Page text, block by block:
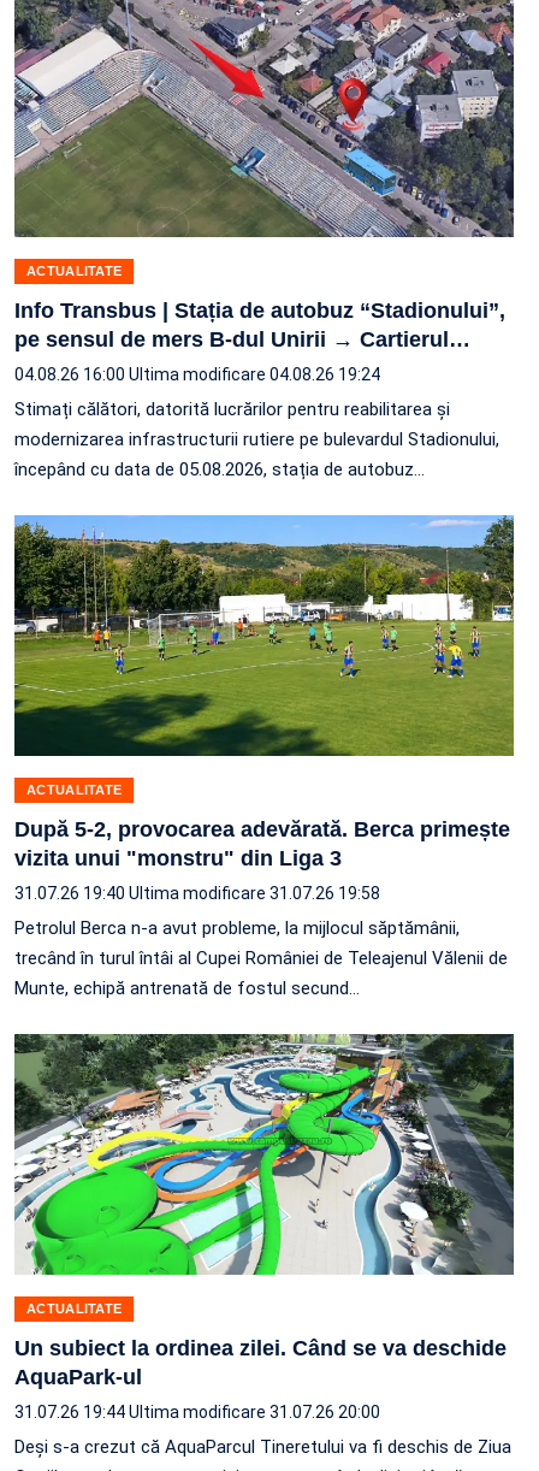
ACTUALITATE
Info Transbus | Stația de autobuz “Stadionului”,
pe sensul de mers B-dul Unirii → Cartierul…
04.08.26 16:00 Ultima modificare 04.08.26 19:24
Stimați călători, datorită lucrărilor pentru reabilitarea și
modernizarea infrastructurii rutiere pe bulevardul Stadionului,
începând cu data de 05.08.2026, stația de autobuz
ACTUALITATE
După 5-2, provocarea adevărată. Berca primește
vizita unui "monstru" din Liga 3
31.07.26 19:40 Ultima modificare 31.07.26 19:58
Petrolul Berca n-a avut probleme, la mijlocul săptămânii,
trecând în turul întâi al Cupei României de Teleajenul Vălenii de
Munte, echipă antrenată de fostul secund…
ACTUALITATE
Un subiect la ordinea zilei. Când se va deschide
AquaPark-ul
31.07.26 19:44Ultima modificare 31.07.26 20:00
Deși s-a crezut că AquaParcul Tineretului va fi deschis de Ziua